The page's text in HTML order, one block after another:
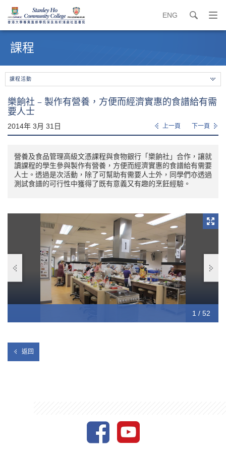
ENG search
打
開
始
課程
課程活動
樂餉社 – 製作有營養，方便而經濟實惠的食譜給有需
要人士
2014年 3月 31日 上一頁 下一頁
營養及食品管理高級文憑課程與食物銀行「樂餉社」合作，讓就
讀課程的學生參與製作有營養，方便而經濟實惠的食譜給有需要
人士。透過是次活動，除了可幫助有需要人士外，同學們亦透過
測試食譜的可行性中獲得了既有意義又有趣的烹飪經驗。
1 / 52
2 / 52
3 / 52
4 / 52
5 / 52
6 / 52
7 / 52
8 / 52
9 / 52
10 / 52
11 / 52
12 / 52
13 / 52
14 / 52
15 / 52
16 / 52
17 / 52
18 / 52
19 / 52
20 / 52
21 / 52
22 / 52
23 / 52
24 / 52
25 / 52
26 / 52
27 / 52
28 / 52
29 / 52
30 / 52
31 / 52
32 / 52
33 / 52
34 / 52
35 / 52
36 / 52
37 / 52
38 / 52
39 / 52
40 / 52
41 / 52
42 / 52
43 / 52
44 / 52
45 / 52
46 / 52
47 / 52
48 / 52
49 / 52
50 / 52
51 / 52
52 / 52
返回